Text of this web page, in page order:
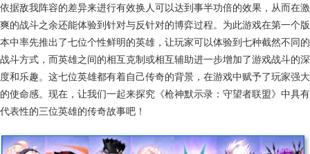
依据敌我阵容的差异来进行有效换人可以达到事半功倍的效果，从而在激
爽的战斗之余还能体验到针对与反针对的博弈过程。为此游戏在第一个版
本中率先推出了七位个性鲜明的英雄，让玩家可以体验到七种截然不同的
战斗方式，而英雄之间的相互克制或相互辅助进一步增加了游戏战斗的深
度和乐趣。这七位英雄都有着自己传奇的背景，在游戏中赋予了玩家强大
的使命感。现在，让我们一起来探究《枪神默示录：守望者联盟》中具有
代表性的三位英雄的传奇故事吧！